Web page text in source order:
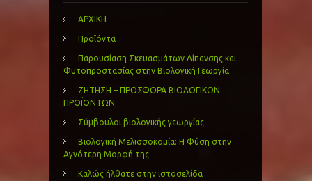
ΑΡΧΙΚΗ
Προϊόντα
Παρουσίαση Σκευασμάτων Λίπανσης και
Φυτοπροστασίας στην Βιολογική Γεωργία
ΖΗΤΗΣΗ – ΠΡΟΣΦΟΡΑ ΒΙΟΛΟΓΙΚΩΝ
ΠΡΟΪΟΝΤΩΝ
Σύμβουλοι βιολογικής γεωργίας
Βιολογική Μελισσοκομία: Η Φύση στην
Αγνότερη Μορφή της
Καλώς ήλθατε στην ιστοσελίδα